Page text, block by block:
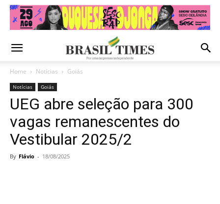
Home Notícias Goiás
Notícias Goiás
UEG abre seleção para 300
vagas remanescentes do
Vestibular 2025/2
By Flávio - 18/08/2025